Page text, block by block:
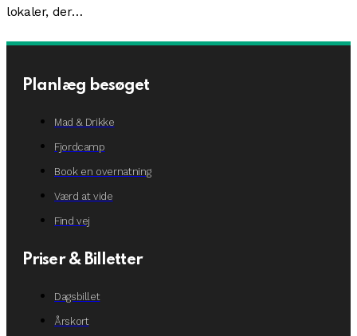
lokaler, der…
Planlæg besøget
Mad & Drikke
Fjordcamp
Book en overnatning
Værd at vide
Find vej
Priser & Billetter
Dagsbillet
Årskort